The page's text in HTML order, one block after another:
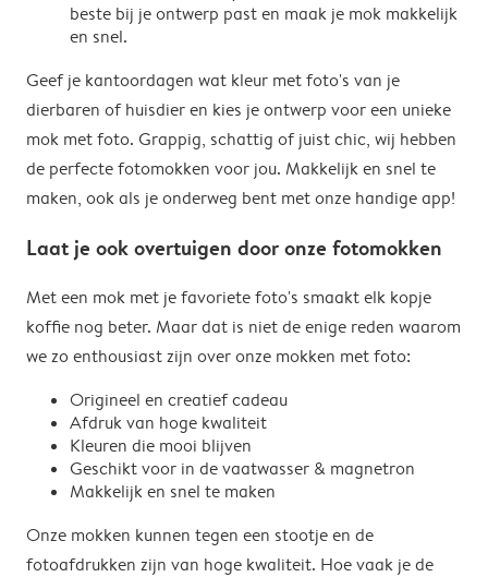
beste bij je ontwerp past en maak je mok makkelijk
en snel.
Geef je kantoordagen wat kleur met foto's van je
dierbaren of huisdier en kies je ontwerp voor een unieke
mok met foto. Grappig, schattig of juist chic, wij hebben
de perfecte fotomokken voor jou. Makkelijk en snel te
maken, ook als je onderweg bent met onze handige app!
Laat je ook overtuigen door onze fotomokken
Met een mok met je favoriete foto's smaakt elk kopje
koffie nog beter. Maar dat is niet de enige reden waarom
we zo enthousiast zijn over onze mokken met foto:
Origineel en creatief cadeau
Afdruk van hoge kwaliteit
Kleuren die mooi blijven
Geschikt voor in de vaatwasser & magnetron
Makkelijk en snel te maken
Onze mokken kunnen tegen een stootje en de
fotoafdrukken zijn van hoge kwaliteit. Hoe vaak je de